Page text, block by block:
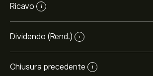
Ricavo i
Dividendo (Rend.) i
Chiusura precedente i